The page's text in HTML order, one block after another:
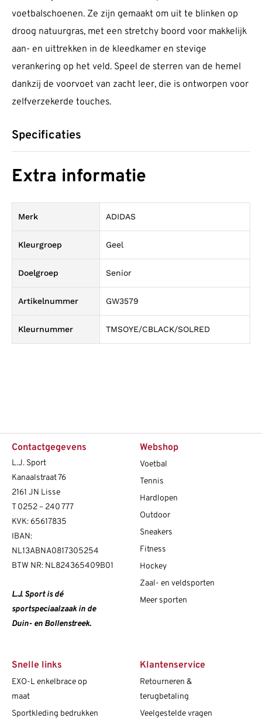
voetbalschoenen. Ze zijn gemaakt om uit te blinken op
droog natuurgras, met een stretchy boord voor makkelijk
aan- en uittrekken in de kleedkamer en stevige
verankering op het veld. Speel de sterren van de hemel
dankzij de voorvoet van zacht leer, die is ontworpen voor
zelfverzekerde touches.
Specificaties
Extra informatie
Merk ADIDAS
Kleurgroep Geel
Doelgroep Senior
Artikelnummer GW3579
Kleurnummer TMSOYE/CBLACK/SOLRED
Contactgegevens
L.J. Sport
Kanaalstraat 76
2161 JN Lisse
T 0252 – 240 777
KVK: 65617835
IBAN:
NL13ABNA0817305254
BTW NR: NL824365409B01
L.J. Sport is dé
sportspeciaalzaak in de
Duin- en Bollenstreek.
Webshop
Voetbal
Tennis
Hardlopen
Outdoor
Sneakers
Fitness
Hockey
Zaal- en veldsporten
Meer sporten
Snelle links
EXO-L enkelbrace op
maat
Sportkleding bedrukken
Klantenservice
Retourneren &
terugbetaling
Veelgestelde vragen